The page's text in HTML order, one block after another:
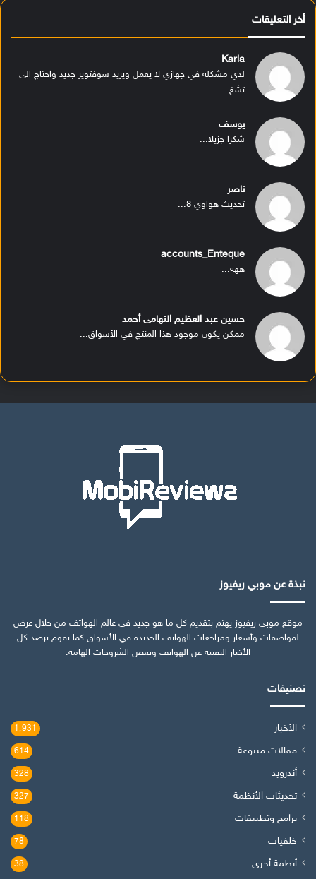
أخر التعليقات
Karla
لدي مشكله في جهازي لا يعمل ويريد سوفتوير جديد واحتاج الى
تشغ...
يوسف
شكرا جزيلا...
ناصر
تحديث هواوي 8...
accounts_Enteque
ههه...
حسين عبد العظيم التهامى أحمد
ممكن يكون موجود هذا المنتج في الأسواق...
نبذة عن موبي ريفيوز
موقع موبي ريفيوز يهتم بتقديم كل ما هو جديد في عالم الهواتف من خلال عرض
لمواصفات وأسعار ومراجعات الهواتف الجديدة في الأسواق كما نقوم برصد كل
الأخبار التقنية عن الهواتف وبعض الشروحات الهامة.
تصنيفات
الأخبار 1٬931
مقالات متنوعة 614
أندرويد 328
تحديثات الأنظمة 327
برامج وتطبيقات 118
خلفيات 78
أنظمة أخرى 38